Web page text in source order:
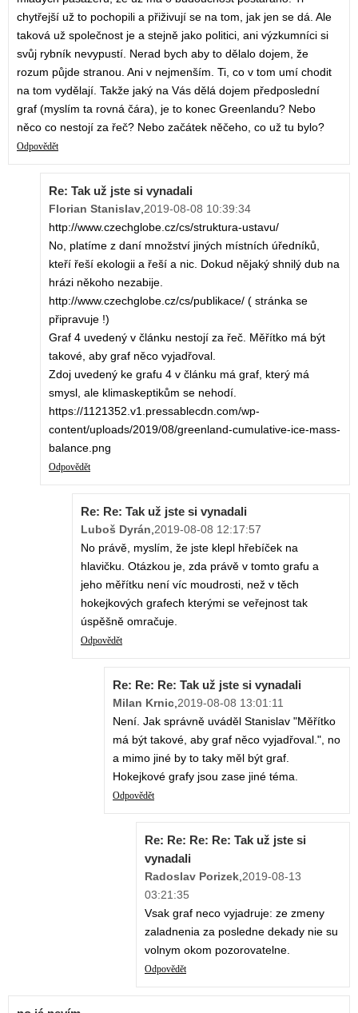
chytřejší už to pochopili a přiživují se na tom, jak jen se dá. Ale
taková už společnost je a stejně jako politici, ani výzkumníci si
svůj rybník nevypustí. Nerad bych aby to dělalo dojem, že
rozum půjde stranou. Ani v nejmenším. Ti, co v tom umí chodit
na tom vydělají. Takže jaký na Vás dělá dojem předposlední
graf (myslím ta rovná čára), je to konec Greenlandu? Nebo
něco co nestojí za řeč? Nebo začátek něčeho, co už tu bylo?
Odpovědět
Re: Tak už jste si vynadali
Florian Stanislav,2019-08-08 10:39:34
http://www.czechglobe.cz/cs/struktura-ustavu/
No, platíme z daní množství jiných místních úředníků,
kteří řeší ekologii a řeší a nic. Dokud nějaký shnilý dub na
hrázi někoho nezabije.
http://www.czechglobe.cz/cs/publikace/ ( stránka se
připravuje !)
Graf 4 uvedený v článku nestojí za řeč. Měřítko má být
takové, aby graf něco vyjadřoval.
Zdoj uvedený ke grafu 4 v článku má graf, který má
smysl, ale klimaskeptikům se nehodí.
https://1121352.v1.pressablecdn.com/wp-
content/uploads/2019/08/greenland-cumulative-ice-mass-
balance.png
Odpovědět
Re: Re: Tak už jste si vynadali
Luboš Dyrán,2019-08-08 12:17:57
No právě, myslím, že jste klepl hřebíček na
hlavičku. Otázkou je, zda právě v tomto grafu a
jeho měřítku není víc moudrosti, než v těch
hokejkových grafech kterými se veřejnost tak
úspěšně omračuje.
Odpovědět
Re: Re: Re: Tak už jste si vynadali
Milan Krnic,2019-08-08 13:01:11
Není. Jak správně uváděl Stanislav "Měřítko
má být takové, aby graf něco vyjadřoval.", no
a mimo jiné by to taky měl být graf.
Hokejkové grafy jsou zase jiné téma.
Odpovědět
Re: Re: Re: Re: Tak už jste si
vynadali
Radoslav Porizek,2019-08-13
03:21:35
Vsak graf neco vyjadruje: ze zmeny
zaladnenia za posledne dekady nie su
volnym okom pozorovatelne.
Odpovědět